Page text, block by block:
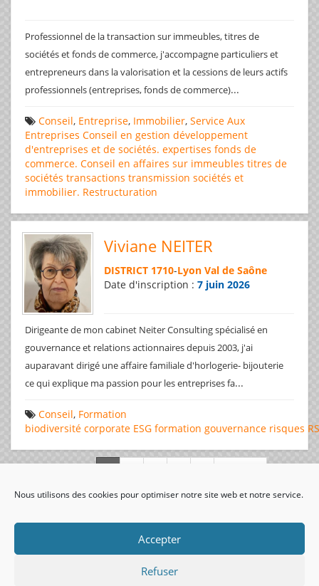
Nous utilisons des cookies pour optimiser notre site web et notre service.
Accepter
Refuser
Professionnel de la transaction sur immeubles, titres de
sociétés et fonds de commerce, j'accompagne particuliers et
entrepreneurs dans la valorisation et la cessions de leurs actifs
professionnels (entreprises, fonds de commerce)...
Conseil, Entreprise, Immobilier, Service Aux
Entreprises Conseil en gestion développement
d'entreprises et de sociétés. expertises fonds de
commerce. Conseil en affaires sur immeubles titres de
sociétés transactions transmission sociétés et
immobilier. Restructuration
Viviane NEITER
DISTRICT 1710-Lyon Val de Saône
Date d'inscription : 7 juin 2026
Dirigeante de mon cabinet Neiter Consulting spécialisé en
gouvernance et relations actionnaires depuis 2003, j'ai
auparavant dirigé une affaire familiale d'horlogerie- bijouterie
ce qui explique ma passion pour les entreprises fa...
Conseil, Formation
biodiversité corporate ESG formation gouvernance risques
visiteurs uniques: